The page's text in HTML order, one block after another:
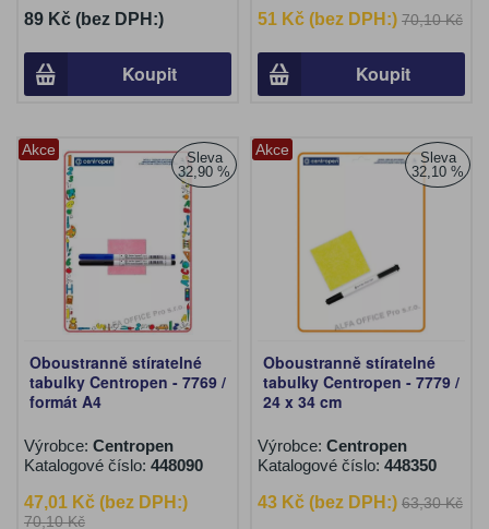
89 Kč (bez DPH:)
Koupit
51 Kč (bez DPH:) 70,10 Kč
Koupit
Akce
Sleva
32,90 %
Oboustranně stíratelné
tabulky Centropen - 7769 /
formát A4
Výrobce: Centropen
Katalogové číslo: 448090
47,01 Kč (bez DPH:)
70,10 Kč
Akce
Sleva
32,10 %
Oboustranně stíratelné
tabulky Centropen - 7779 /
24 x 34 cm
Výrobce: Centropen
Katalogové číslo: 448350
43 Kč (bez DPH:) 63,30 Kč